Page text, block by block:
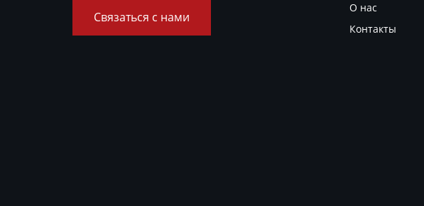
Связаться с нами
О нас
Контакты